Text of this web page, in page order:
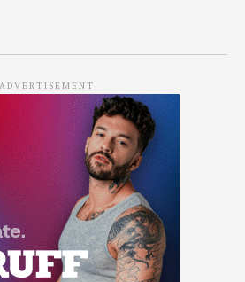
ADVERTISEMENT